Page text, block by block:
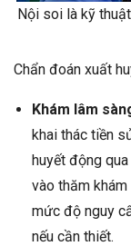
Nội soi là kỹ
Chẩn đoán xuất
Khám lâm
khai thác tiền
huyết động
vào thăm
mức độ nguy
nếu cần thiết.